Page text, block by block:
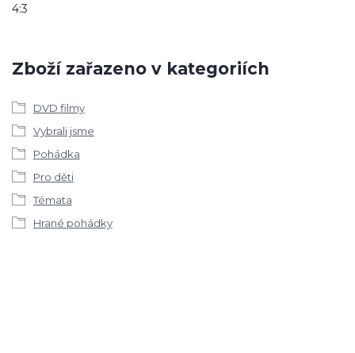
4:3
Zboží zařazeno v kategoriích
DVD filmy
Vybrali jsme
Pohádka
Pro děti
Témata
Hrané pohádky